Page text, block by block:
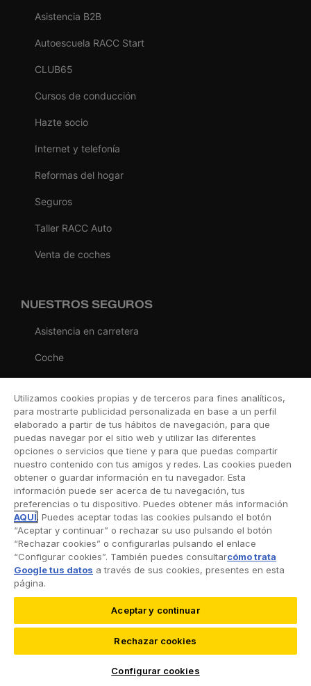
Asistencia B2B
Autoescuela RACC Start
CLUB65
Cursos de conducción
Hazte socio
Internet y telefonía
Reformas del hogar
Seguros
Taller RACC Auto
Venta de coches
NUESTROS SEGUROS
Asistencia en carretera
Coche
Viaje
Hogar
Vida
Decesos
Dental
Deportivo
Esquí
cookies|Protección de datos
Utilizamos cookies propias y de terceros para fines analíticos,
para mostrarte publicidad personalizada en base a un perfil
elaborado a partir de tus hábitos de navegación, para que
puedas navegar por el sitio web y utilizar las diferentes
opciones o servicios que tiene y para que puedas compartir
nuestro contenido con tus amigos y redes. Las cookies pueden
obtener o guardar información en tu navegador. Esta
información puede ser acerca de tu navegación, tus
preferencias o tu dispositivo. Puedes obtener más información
AQUÍ. Puedes aceptar todas las cookies pulsando el botón
“Aceptar y continuar” o rechazar su uso pulsando el botón
“Rechazar cookies” o configurarlas pulsando el enlace
“Configurar cookies”. También puedes consultarcómo trata
Google tus datos a través de sus cookies, presentes en esta
página.
Aceptar y continuar
Rechazar cookies
Configurar cookies